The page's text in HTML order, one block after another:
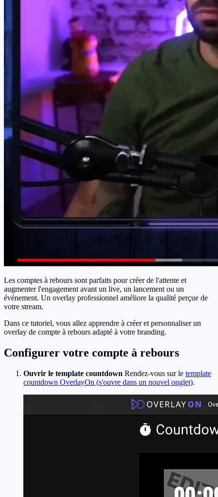
Les comptes à rebours sont parfaits pour créer de l'attente et
augmenter l'engagement avant un live, un lancement ou un
événement. Un overlay professionnel améliore la qualité perçue de
votre stream.
Dans ce tutoriel, vous allez apprendre à créer et personnaliser un
overlay de compte à rebours adapté à votre branding.
Configurer votre compte à rebours
Ouvrir le template countdown Rendez-vous sur le template
countdown OverlayOn (s'ouvre dans un nouvel onglet).